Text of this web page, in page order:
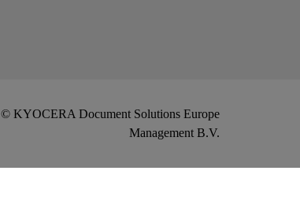
© KYOCERA Document Solutions Europe
Management B.V.